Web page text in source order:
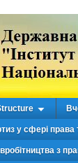
у сфері права
з